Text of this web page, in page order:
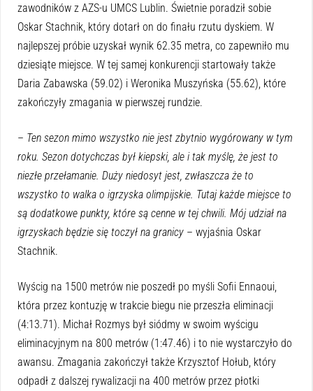
zawodników z AZS-u UMCS Lublin. Świetnie poradził sobie
Oskar Stachnik, który dotarł on do finału rzutu dyskiem. W
najlepszej próbie uzyskał wynik 62.35 metra, co zapewniło mu
dziesiąte miejsce. W tej samej konkurencji startowały także
Daria Zabawska (59.02) i Weronika Muszyńska (55.62), które
zakończyły zmagania w pierwszej rundzie.
– Ten sezon mimo wszystko nie jest zbytnio wygórowany w tym
roku. Sezon dotychczas był kiepski, ale i tak myślę, że jest to
niezłe przełamanie. Duży niedosyt jest, zwłaszcza że to
wszystko to walka o igrzyska olimpijskie. Tutaj każde miejsce to
są dodatkowe punkty, które są cenne w tej chwili. Mój udział na
igrzyskach będzie się toczył na granicy – wyjaśnia Oskar
Stachnik.
Wyścig na 1500 metrów nie poszedł po myśli Sofii Ennaoui,
która przez kontuzję w trakcie biegu nie przeszła eliminacji
(4:13.71). Michał Rozmys był siódmy w swoim wyścigu
eliminacyjnym na 800 metrów (1:47.46) i to nie wystarczyło do
awansu. Zmagania zakończył także Krzysztof Hołub, który
odpadł z dalszej rywalizacji na 400 metrów przez płotki